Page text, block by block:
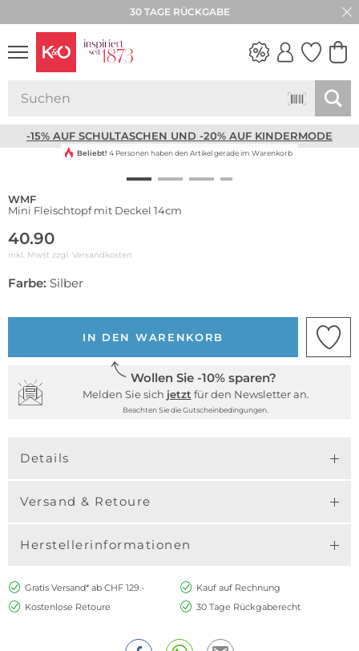
30 TAGE RÜCKGABE
-15% AUF SCHULTASCHEN UND -20% AUF KINDERMODE
Beliebt! 4 Personen haben den Artikel gerade im Warenkorb
WMF
Mini Fleischtopf mit Deckel 14cm
40.90
inkl. Mwst zzgl. Versandkosten
Farbe: Silber
IN DEN WARENKORB
Wollen Sie -10% sparen?
Melden Sie sich jetzt für den Newsletter an.
Beachten Sie die Gutscheinbedingungen.
Details
Versand & Retoure
Herstellerinformationen
Gratis Versand* ab CHF 129.-
Kauf auf Rechnung
Kostenlose Retoure
30 Tage Rückgaberecht